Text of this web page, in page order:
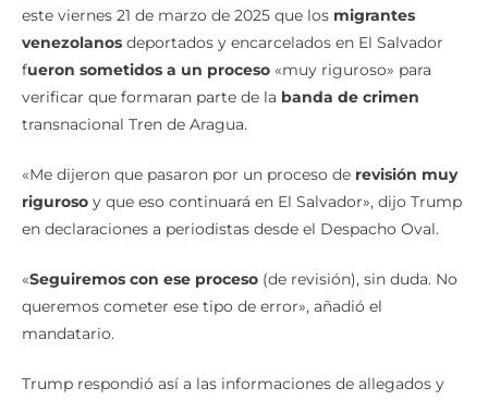
este viernes 21 de marzo de 2025 que los migrantes
venezolanos deportados y encarcelados en El Salvador
fueron sometidos a un proceso «muy riguroso» para
verificar que formaran parte de la banda de crimen
transnacional Tren de Aragua.
«Me dijeron que pasaron por un proceso de revisión muy
riguroso y que eso continuará en El Salvador», dijo Trump
en declaraciones a periodistas desde el Despacho Oval.
«Seguiremos con ese proceso (de revisión), sin duda. No
queremos cometer ese tipo de error», añadió el
mandatario.
Trump respondió así a las informaciones de allegados y